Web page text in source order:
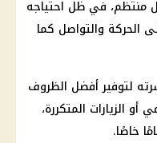
منتظم، في ظل احتياجه
الحركة والتواصل كما
لتوفير أفضل الظروف
الزيارات المتكررة،
خاصًا.